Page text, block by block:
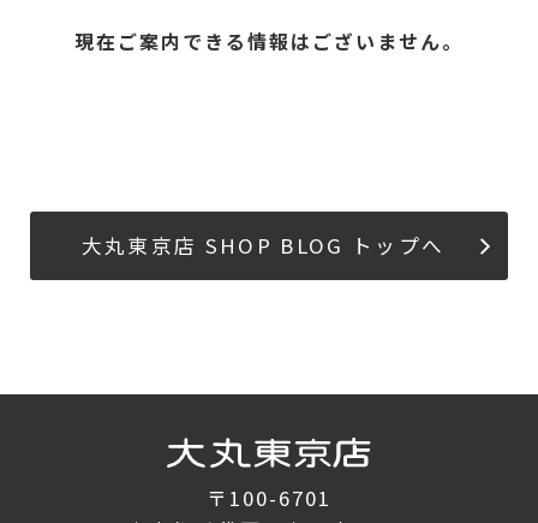
現在ご案内できる情報はございません。
大丸東京店 SHOP BLOG トップへ
〒100-6701